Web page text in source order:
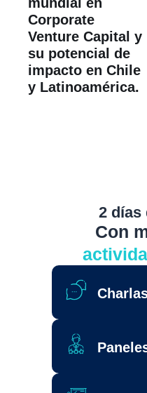
Corporate
Venture Capital y
su potencial de
impacto en Chile
y Latinoamérica.
2 días
Con